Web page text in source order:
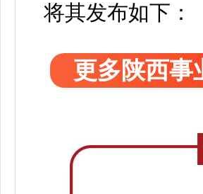
将其发布如下：
更多陕西事